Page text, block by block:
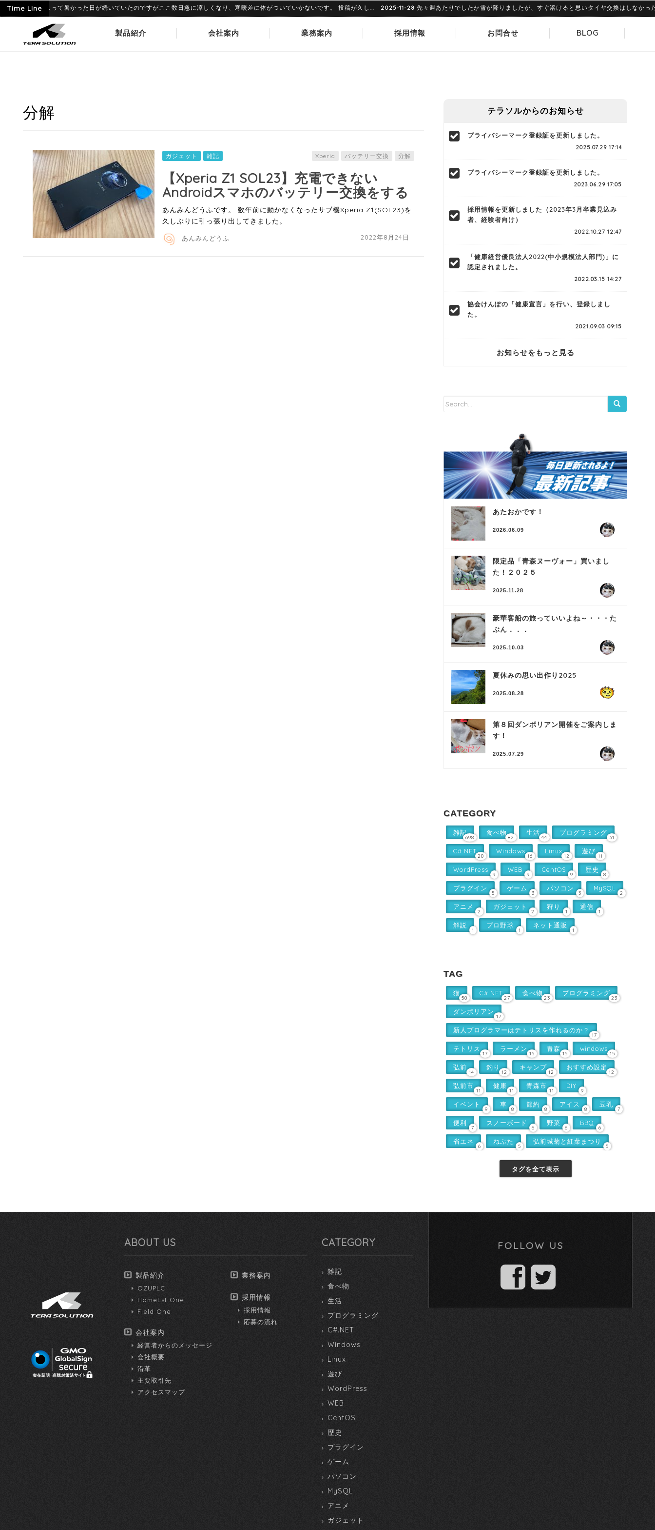
Time Line
09 6月に入って暑かった日が続いていたのですがここ数日急に涼しくなり、寒暖差に体がついていかないです。 投稿が久し... 2025-11-28 先々週あたりでしたか雪が降りましたが、すぐ溶けると思いタイヤ交換はしなかった
製品紹介 会社案内 業務案内 採用情報 お問合せ BLOG
分解
ガジェット 雑記 Xperia バッテリー交換 分解
【Xperia Z1 SOL23】充電できない
Androidスマホのバッテリー交換をする
あんみんどうふです。 数年前に動かなくなったサブ機Xperia Z1(SOL23)を
久しぶりに引っ張り出してきました。
2022年8月24日
あんみんどうふ
テラソルからのお知らせ
プライバシーマーク登録証を更新しました。
2025.07.29 17:14
プライバシーマーク登録証を更新しました。
2023.06.29 17:05
採用情報を更新しました（2023年3月卒業見込み
者、経験者向け）
2022.10.27 12:47
「健康経営優良法人2022(中小規模法人部門)」に
認定されました。
2022.03.15 14:27
協会けんぽの「健康宣言」を行い、登録しまし
た。
2021.09.03 09:15
お知らせをもっと見る
あたおかです！
2026.06.09
限定品「青森ヌーヴォー」買いまし
た！２０２５
2025.11.28
豪華客船の旅っていいよね～・・・た
ぶん．．．
2025.10.03
夏休みの思い出作り2025
2025.08.28
第８回ダンボリアン開催をご案内しま
す！
2025.07.29
CATEGORY
雑記
698
食べ物
82
生活
44
プログラミング
31
C#.NET
28
Windows
16
Linux
12
遊び
11
WordPress
9
WEB
9
CentOS
9
歴史
8
プラグイン
5
ゲーム
3
パソコン
3
MySQL
2
アニメ
2
ガジェット
2
狩り
1
通信
1
解説
1
プロ野球
1
ネット通販
1
TAG
猫
58
C#.NET
27
食べ物
23
プログラミング
23
ダンボリアン
17
新人プログラマーはテトリスを作れるのか？
17
テトリス
17
ラーメン
15
青森
15
windows
15
弘前
14
釣り
12
キャンプ
12
おすすめ設定
12
弘前市
11
健康
11
青森市
11
DIY
9
イベント
9
車
8
節約
8
アイス
8
豆乳
7
便利
7
スノーボード
6
野菜
6
BBQ
6
省エネ
6
ねぷた
5
弘前城菊と紅葉まつり
5
タグを全て表示
ABOUT US
製品紹介
OZUPLC
HomeEst One
Field One
会社案内
経営者からのメッセージ
会社概要
沿革
主要取引先
アクセスマップ
業務案内
採用情報
採用情報
応募の流れ
CATEGORY
雑記
食べ物
生活
プログラミング
C#.NET
Windows
Linux
遊び
WordPress
WEB
CentOS
歴史
プラグイン
ゲーム
パソコン
MySQL
アニメ
ガジェット
FOLLOW US